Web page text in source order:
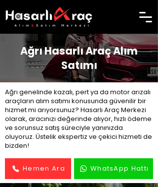
Ağrı Hasarlı Araç Alım
Satımı
Ağrı genelinde kazalı, pert ya da motor arızalı
araçların alım satımı konusunda güvenilir bir
hizmet mi arıyorsunuz? Hasarlı Araç Merkezi
olarak, aracınızı değerinde alıyor, hızlı ödeme
ve sorunsuz satış süreciyle yanınızda
oluyoruz. Üstelik ekspertiz ve çekici hizmeti de
bizden!
Hemen Ara WhatsApp Hattı